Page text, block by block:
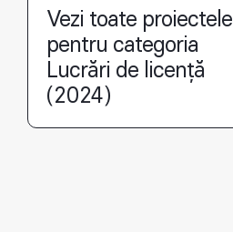
Vezi toate proiectele
pentru categoria
Lucrări de licență
(2024)